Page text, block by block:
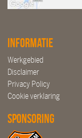
Informatie
Werkgebied
Disclaimer
Privacy Policy
Cookie verklaring
Sponsoring